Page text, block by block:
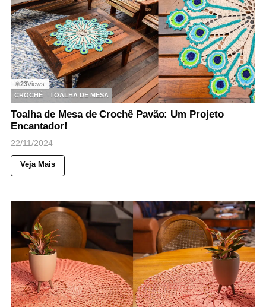
◉23Views
CROCHÊ
TOALHA DE MESA
Toalha de Mesa de Crochê Pavão: Um Projeto
Encantador!
22/11/2024
Veja Mais